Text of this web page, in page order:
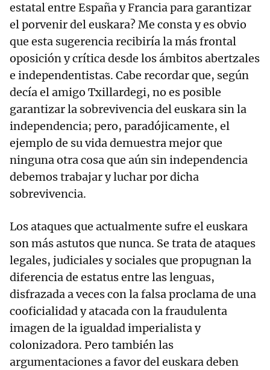
estatal entre España y Francia para garantizar
el porvenir del euskara? Me consta y es obvio
que esta sugerencia recibiría la más frontal
oposición y crítica desde los ámbitos abertzales
e independentistas. Cabe recordar que, según
decía el amigo Txillardegi, no es posible
garantizar la sobrevivencia del euskara sin la
independencia; pero, paradójicamente, el
ejemplo de su vida demuestra mejor que
ninguna otra cosa que aún sin independencia
debemos trabajar y luchar por dicha
sobrevivencia.
Los ataques que actualmente sufre el euskara
son más astutos que nunca. Se trata de ataques
legales, judiciales y sociales que propugnan la
diferencia de estatus entre las lenguas,
disfrazada a veces con la falsa proclama de una
cooficialidad y atacada con la fraudulenta
imagen de la igualdad imperialista y
colonizadora. Pero también las
argumentaciones a favor del euskara deben